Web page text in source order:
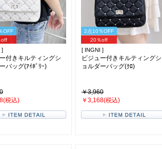
OFF
off
]
付きキルティングシ
バッグ(ｱｲﾎﾞﾘｰ)
税込)
2点10％OFF
20％off
[ INGNI ]
ビジュー付きキルティングシ
ョルダーバッグ(ｸﾛ)
￥3,960
￥3,168(税込)